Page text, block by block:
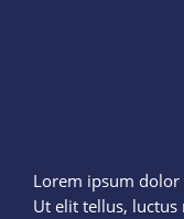
Lorem ipsum
Ut elit tellus,